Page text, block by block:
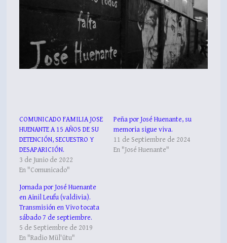
COMUNICADO FAMILIA JOSE
HUENANTE A 15 AÑOS DE SU
DETENCIÓN, SECUESTRO Y
DESAPARICIÓN.
3 de Junio de 2022
En "Comunicado"
Peña por José Huenante, su
memoria sigue viva.
11 de Septiembre de 2024
En "José Huenante"
Jornada por José Huenante
en Ainil Leufu (valdivia).
Transmisión en Vivo tocata
sábado 7 de septiembre.
5 de Septiembre de 2019
En "Radio Mül'ütu"